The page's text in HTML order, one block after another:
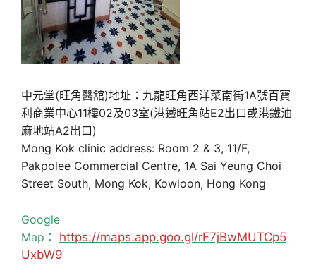
中元堂(旺角醫舘)地址：九龍旺角西洋菜南街1A號百寶
利商業中心11樓02及03室(港鐵旺角站E2出口或港鐵油
麻地站A2出口)
Mong Kok clinic address: Room 2 & 3, 11/F,
Pakpolee Commercial Centre, 1A Sai Yeung Choi
Street South, Mong Kok, Kowloon, Hong Kong
Google
Map： https://maps.app.goo.gl/rF7jBwMUTCp5
UxbW9